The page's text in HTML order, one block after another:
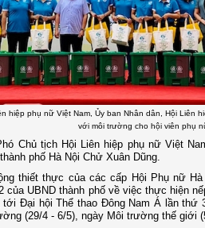
hiệp phụ nữ Việt Nam, Ủy ban Nhân dân, Hội Liên
với môi trường cho hội viên phụ
Chủ tịch Hội Liên hiệp phụ nữ Việt
phố Hà Nội Chử Xuân Dũng.
thiết thực của các cấp Hội Phụ nữ
của UBND thành phố về việc thực hiện
Đại hội Thể thao Đông Nam Á lần thứ
(29/4 - 6/5), ngày Môi trường thế giới